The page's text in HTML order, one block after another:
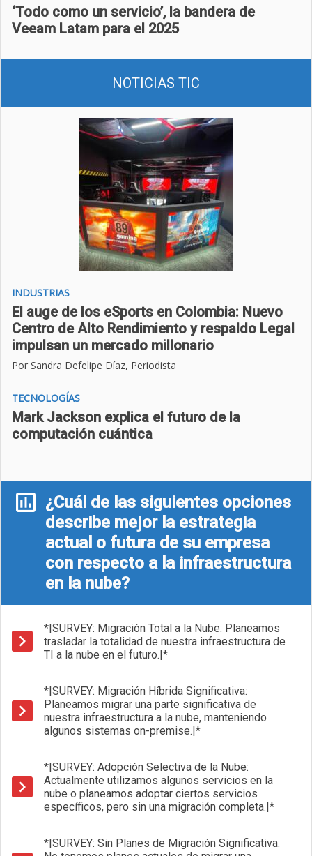
‘Todo como un servicio’, la bandera de
Veeam Latam para el 2025
NOTICIAS TIC
INDUSTRIAS
El auge de los eSports en Colombia: Nuevo
Centro de Alto Rendimiento y respaldo Legal
impulsan un mercado millonario
Por Sandra Defelipe Díaz, Periodista
TECNOLOGÍAS
Mark Jackson explica el futuro de la
computación cuántica
¿Cuál de las siguientes opciones
describe mejor la estrategia
actual o futura de su empresa
con respecto a la infraestructura
en la nube?
*|SURVEY: Migración Total a la Nube: Planeamos
trasladar la totalidad de nuestra infraestructura de
TI a la nube en el futuro.|*
*|SURVEY: Migración Híbrida Significativa:
Planeamos migrar una parte significativa de
nuestra infraestructura a la nube, manteniendo
algunos sistemas on-premise.|*
*|SURVEY: Adopción Selectiva de la Nube:
Actualmente utilizamos algunos servicios en la
nube o planeamos adoptar ciertos servicios
específicos, pero sin una migración completa.|*
*|SURVEY: Sin Planes de Migración Significativa: